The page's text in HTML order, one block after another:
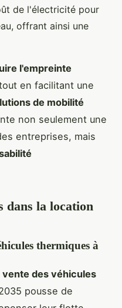
de l'électricité pour
offrant ainsi une
l'empreinte
en facilitant une
de mobilité
non seulement une
entreprises, mais
dans la location
thermiques à
vente des véhicules
pousse de